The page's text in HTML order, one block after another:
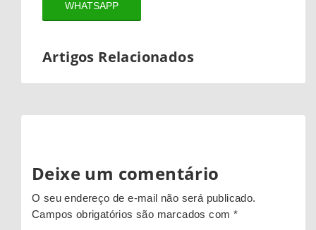
WHATSAPP
Artigos Relacionados
Deixe um comentário
O seu endereço de e-mail não será publicado.
Campos obrigatórios são marcados com *